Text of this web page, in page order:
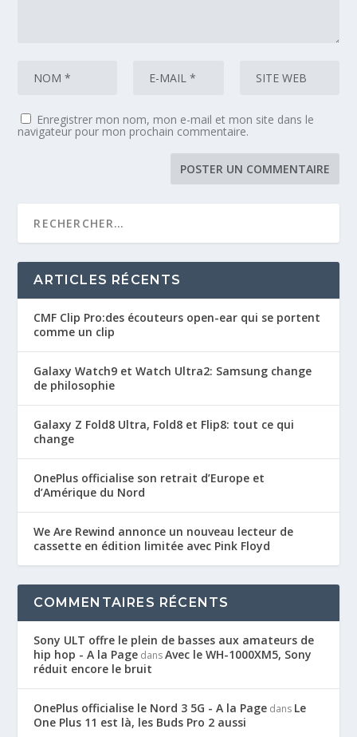
Enregistrer mon nom, mon e-mail et mon site dans le
navigateur pour mon prochain commentaire.
ARTICLES RÉCENTS
CMF Clip Pro:des écouteurs open-ear qui se portent
comme un clip
Galaxy Watch9 et Watch Ultra2: Samsung change
de philosophie
Galaxy Z Fold8 Ultra, Fold8 et Flip8: tout ce qui
change
OnePlus officialise son retrait d’Europe et
d’Amérique du Nord
We Are Rewind annonce un nouveau lecteur de
cassette en édition limitée avec Pink Floyd
COMMENTAIRES RÉCENTS
Sony ULT offre le plein de basses aux amateurs de
hip hop - A la Page dansAvec le WH-1000XM5, Sony
réduit encore le bruit
OnePlus officialise le Nord 3 5G - A la Page dans Le
One Plus 11 est là, les Buds Pro 2 aussi